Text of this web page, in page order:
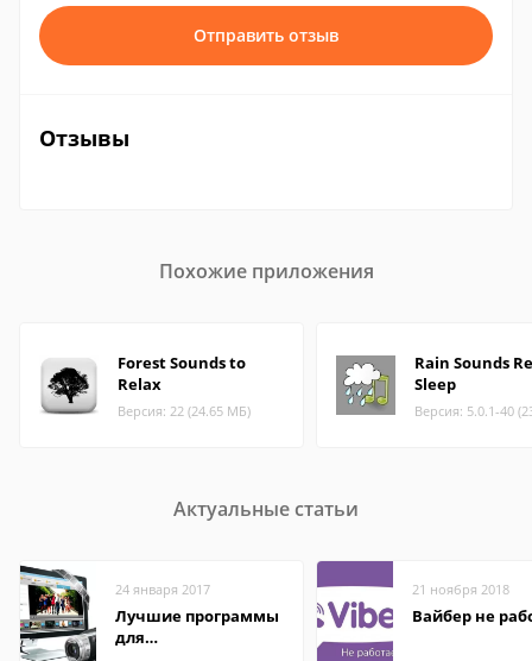
Отправить отзыв
Отзывы
Похожие приложения
Forest Sounds to
Relax
Версия: 22 (24.65 МБ)
Rain Sounds
Sleep
Версия: 5.0.1-40
Актуальные статьи
24 января 2017
Лучшие программы
для
21 ноября 2018
Вайбер не